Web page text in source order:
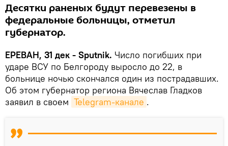
Десятки раненых будут перевезены в
федеральные больницы, отметил
губернатор.
ЕРЕВАН, 31 дек - Sputnik. Число погибших при
ударе ВСУ по Белгороду выросло до 22, в
больнице ночью скончался один из пострадавших.
Об этом губернатор региона Вячеслав Гладков
заявил в своем Telegram-канале .